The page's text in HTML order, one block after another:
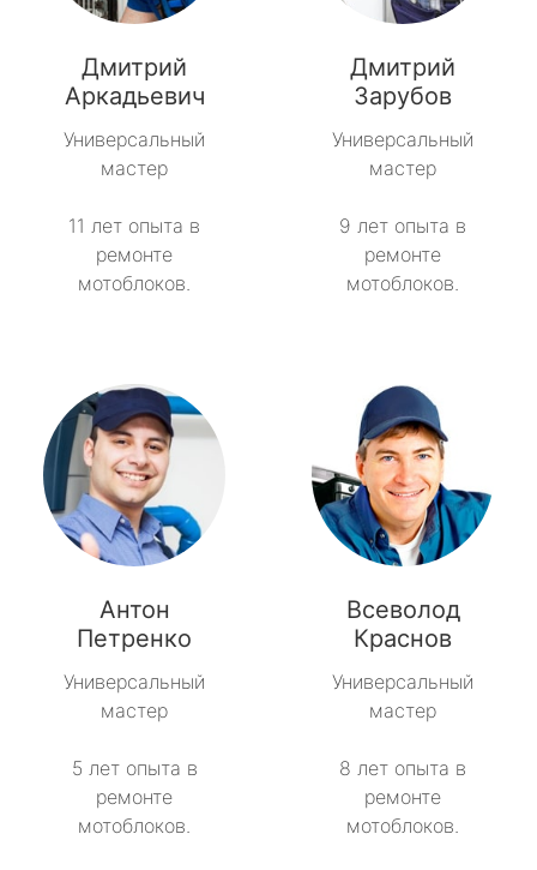
Дмитрий
Аркадьевич
Универсальный
мастер
11 лет опыта в
ремонте
мотоблоков.
Дмитрий
Зарубов
Универсальный
мастер
9 лет опыта в
ремонте
мотоблоков.
Антон
Петренко
Универсальный
мастер
5 лет опыта в
ремонте
мотоблоков.
Всеволод
Краснов
Универсальный
мастер
8 лет опыта в
ремонте
мотоблоков.